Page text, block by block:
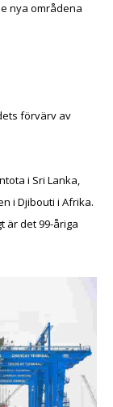
nya områdena
förvärv av
i Sri Lanka,
i Djibouti i Afrika.
är det 99-åriga